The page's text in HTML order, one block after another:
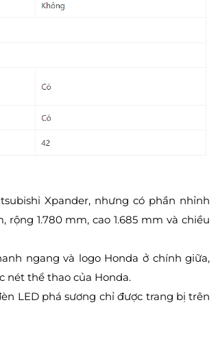
Xpander, nhưng có phần nhỉnh
1.780 mm, cao 1.685 mm và chiều
ngang và logo Honda ở chính giữa,
nét thể thao của Honda.
LED phá sương chỉ được trang bị trên